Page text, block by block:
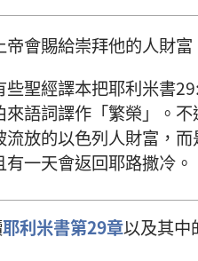
帝會賜給崇拜他的人財富
些聖經譯本把耶利米書
來語詞譯作「繁榮」。
流放的以色列人財富，
有一天會返回耶路撒冷。
耶利米書第29章以及其中